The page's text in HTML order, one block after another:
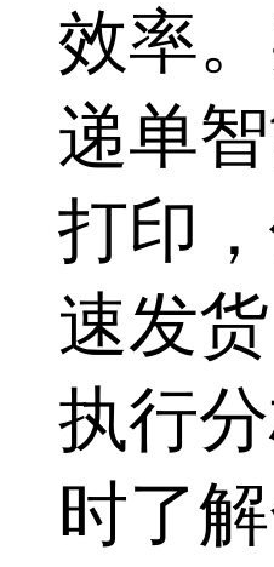
效率
递单
打印
速发
执行
时了解